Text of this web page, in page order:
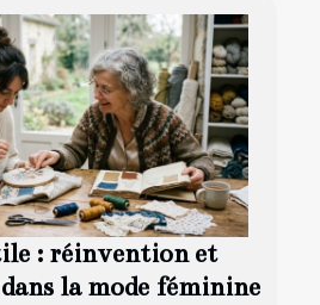
: réinvention et
la mode féminine